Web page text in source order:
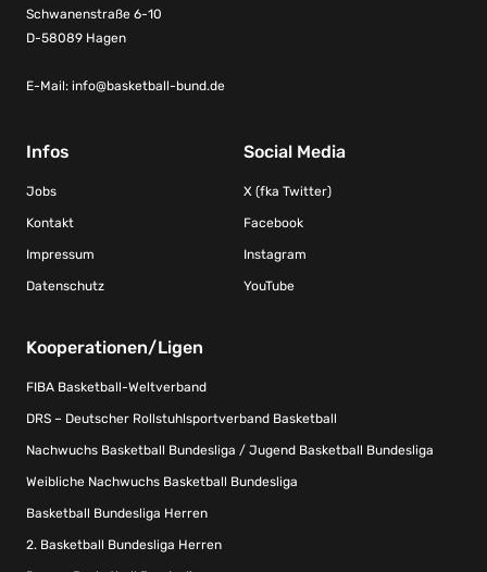
Schwanenstraße 6-10
D-58089 Hagen
E-Mail: info@basketball-bund.de
Infos
Jobs
Kontakt
Impressum
Datenschutz
Social Media
X (fka Twitter)
Facebook
Instagram
YouTube
Kooperationen/Ligen
FIBA Basketball-Weltverband
DRS – Deutscher Rollstuhlsportverband Basketball
Nachwuchs Basketball Bundesliga / Jugend Basketball Bundesliga
Weibliche Nachwuchs Basketball Bundesliga
Basketball Bundesliga Herren
2. Basketball Bundesliga Herren